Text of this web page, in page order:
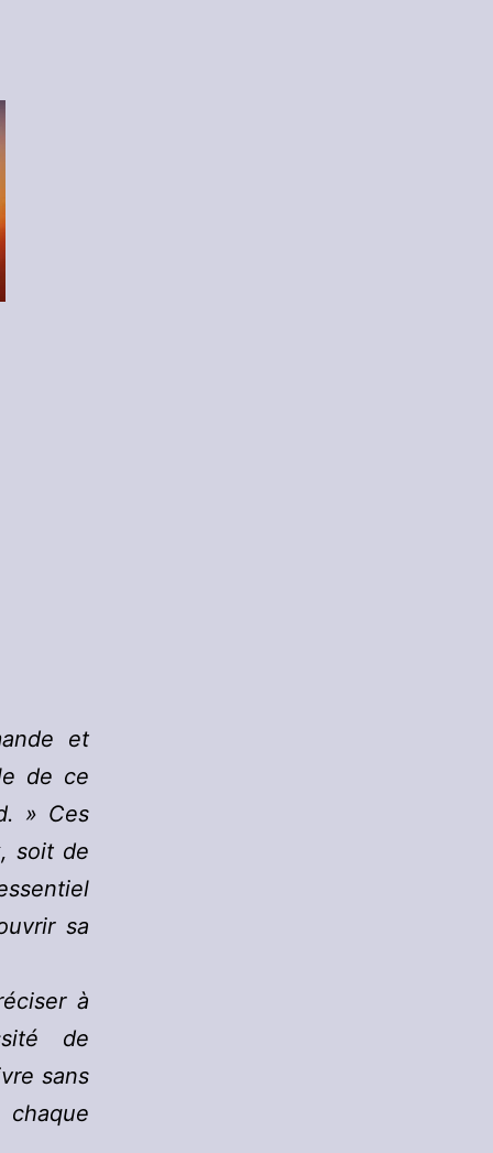
et
de ce
» Ces
soit de
sa
à
de
sans